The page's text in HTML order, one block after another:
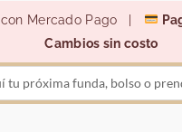
con Mercado Pago |
Cambios sin costo